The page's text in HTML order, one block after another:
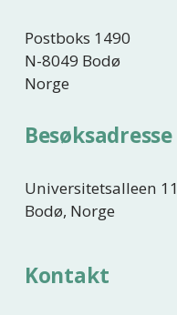
e
Postboks 1490
N-8049 Bodø
Norge
Besøksadresse
Universitetsalleen 11
Bodø, Norge
Kontakt